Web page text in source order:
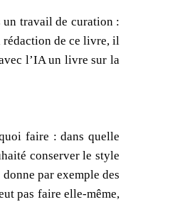
un travail de curation :
rédaction de ce livre, il
l’IA un livre sur la
faire : dans quelle
conserver le style
par exemple des
pas faire elle-même,